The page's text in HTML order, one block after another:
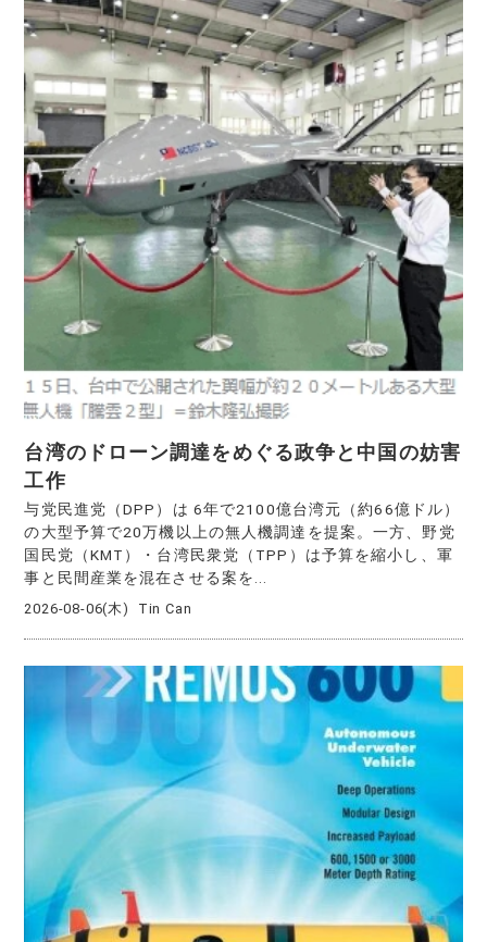
台湾のドローン調達をめぐる政争と中国の妨害
工作
与党民進党（DPP）は 6年で2100億台湾元（約66億ドル）
の大型予算で20万機以上の無人機調達を提案。一方、野党
国民党（KMT）・台湾民衆党（TPP）は予算を縮小し、軍
事と民間産業を混在させる案を...
2026-08-06(木) Tin Can